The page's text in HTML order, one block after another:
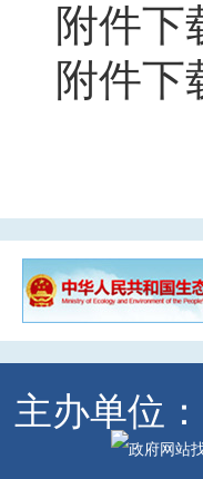
附件下
附件下
主办单位